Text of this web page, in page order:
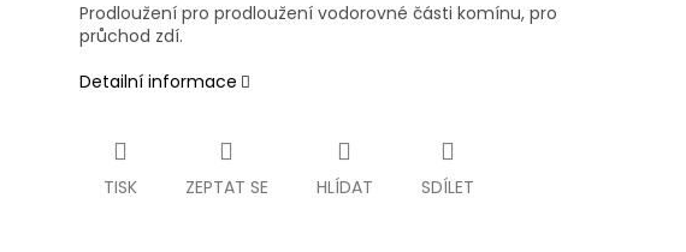
Prodloužení pro prodloužení vodorovné části komínu, pro
průchod zdí.
Detailní informace
TISK ZEPTAT SE HLÍDAT SDÍLET